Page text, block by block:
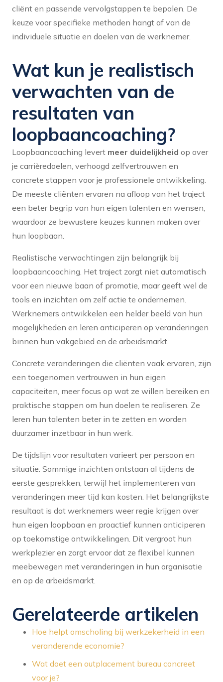
cliënt en passende vervolgstappen te bepalen. De
keuze voor specifieke methoden hangt af van de
individuele situatie en doelen van de werknemer.
Wat kun je realistisch
verwachten van de
resultaten van
loopbaancoaching?
Loopbaancoaching levert meer duidelijkheid op over
je carrièredoelen, verhoogd zelfvertrouwen en
concrete stappen voor je professionele ontwikkeling.
De meeste cliënten ervaren na afloop van het traject
een beter begrip van hun eigen talenten en wensen,
waardoor ze bewustere keuzes kunnen maken over
hun loopbaan.
Realistische verwachtingen zijn belangrijk bij
loopbaancoaching. Het traject zorgt niet automatisch
voor een nieuwe baan of promotie, maar geeft wel de
tools en inzichten om zelf actie te ondernemen.
Werknemers ontwikkelen een helder beeld van hun
mogelijkheden en leren anticiperen op veranderingen
binnen hun vakgebied en de arbeidsmarkt.
Concrete veranderingen die cliënten vaak ervaren, zijn
een toegenomen vertrouwen in hun eigen
capaciteiten, meer focus op wat ze willen bereiken en
praktische stappen om hun doelen te realiseren. Ze
leren hun talenten beter in te zetten en worden
duurzamer inzetbaar in hun werk.
De tijdslijn voor resultaten varieert per persoon en
situatie. Sommige inzichten ontstaan al tijdens de
eerste gesprekken, terwijl het implementeren van
veranderingen meer tijd kan kosten. Het belangrijkste
resultaat is dat werknemers weer regie krijgen over
hun eigen loopbaan en proactief kunnen anticiperen
op toekomstige ontwikkelingen. Dit vergroot hun
werkplezier en zorgt ervoor dat ze flexibel kunnen
meebewegen met veranderingen in hun organisatie
en op de arbeidsmarkt.
Gerelateerde artikelen
Hoe helpt omscholing bij werkzekerheid in een
veranderende economie?
Wat doet een outplacement bureau concreet
voor je?